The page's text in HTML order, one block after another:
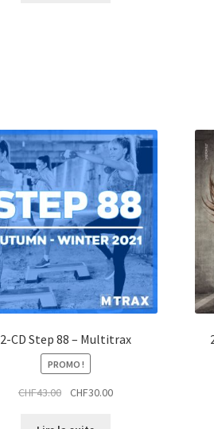
2-CD Step 88 – Multitrax
PROMO !
CHF43.00
LeCHF30.00Le